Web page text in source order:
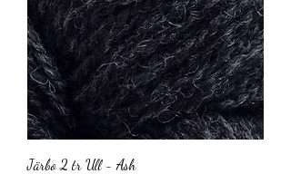
Järbo 2 tr Ull - Ash